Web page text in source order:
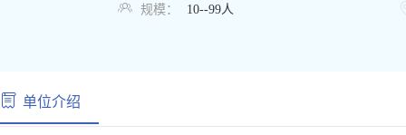
 规模： 10--99人
单位介绍